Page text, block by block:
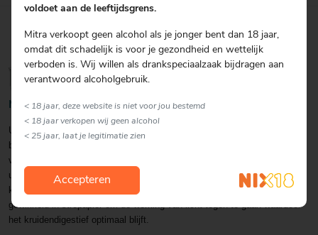
Merkomschrijving Underberg
Underberg is
brengen! Underberg bevat de heilzame kracht van natuurlijke kruiden,
verzameld uit 43 landen, die optimaal in balans blijven dankzij een exact
uitgekiend en geheim recept van 44% alcohol en de melange van de
kruiden. Het kruidenbitter wordt gebotteld in portieflesjes van 20 ml,
gewikkeld in stropapier om de werking van licht tegen te gaan waardoor
het kruidendigestief optimaal blijft.
voldoet aan de leeftijdsgrens.
Mitra verkoopt geen alcohol als je jonger bent dan 18 jaar,
omdat dit schadelijk is voor je gezondheid en wettelijk
verboden is. Wij willen als drankspeciaalzaak bijdragen aan
verantwoord alcoholgebruik.
< 18 jaar, deze website is niet voor jou bestemd
< 18 jaar verkopen wij geen alcohol
< 25 jaar, laat je legitimatie zien
Accepteren